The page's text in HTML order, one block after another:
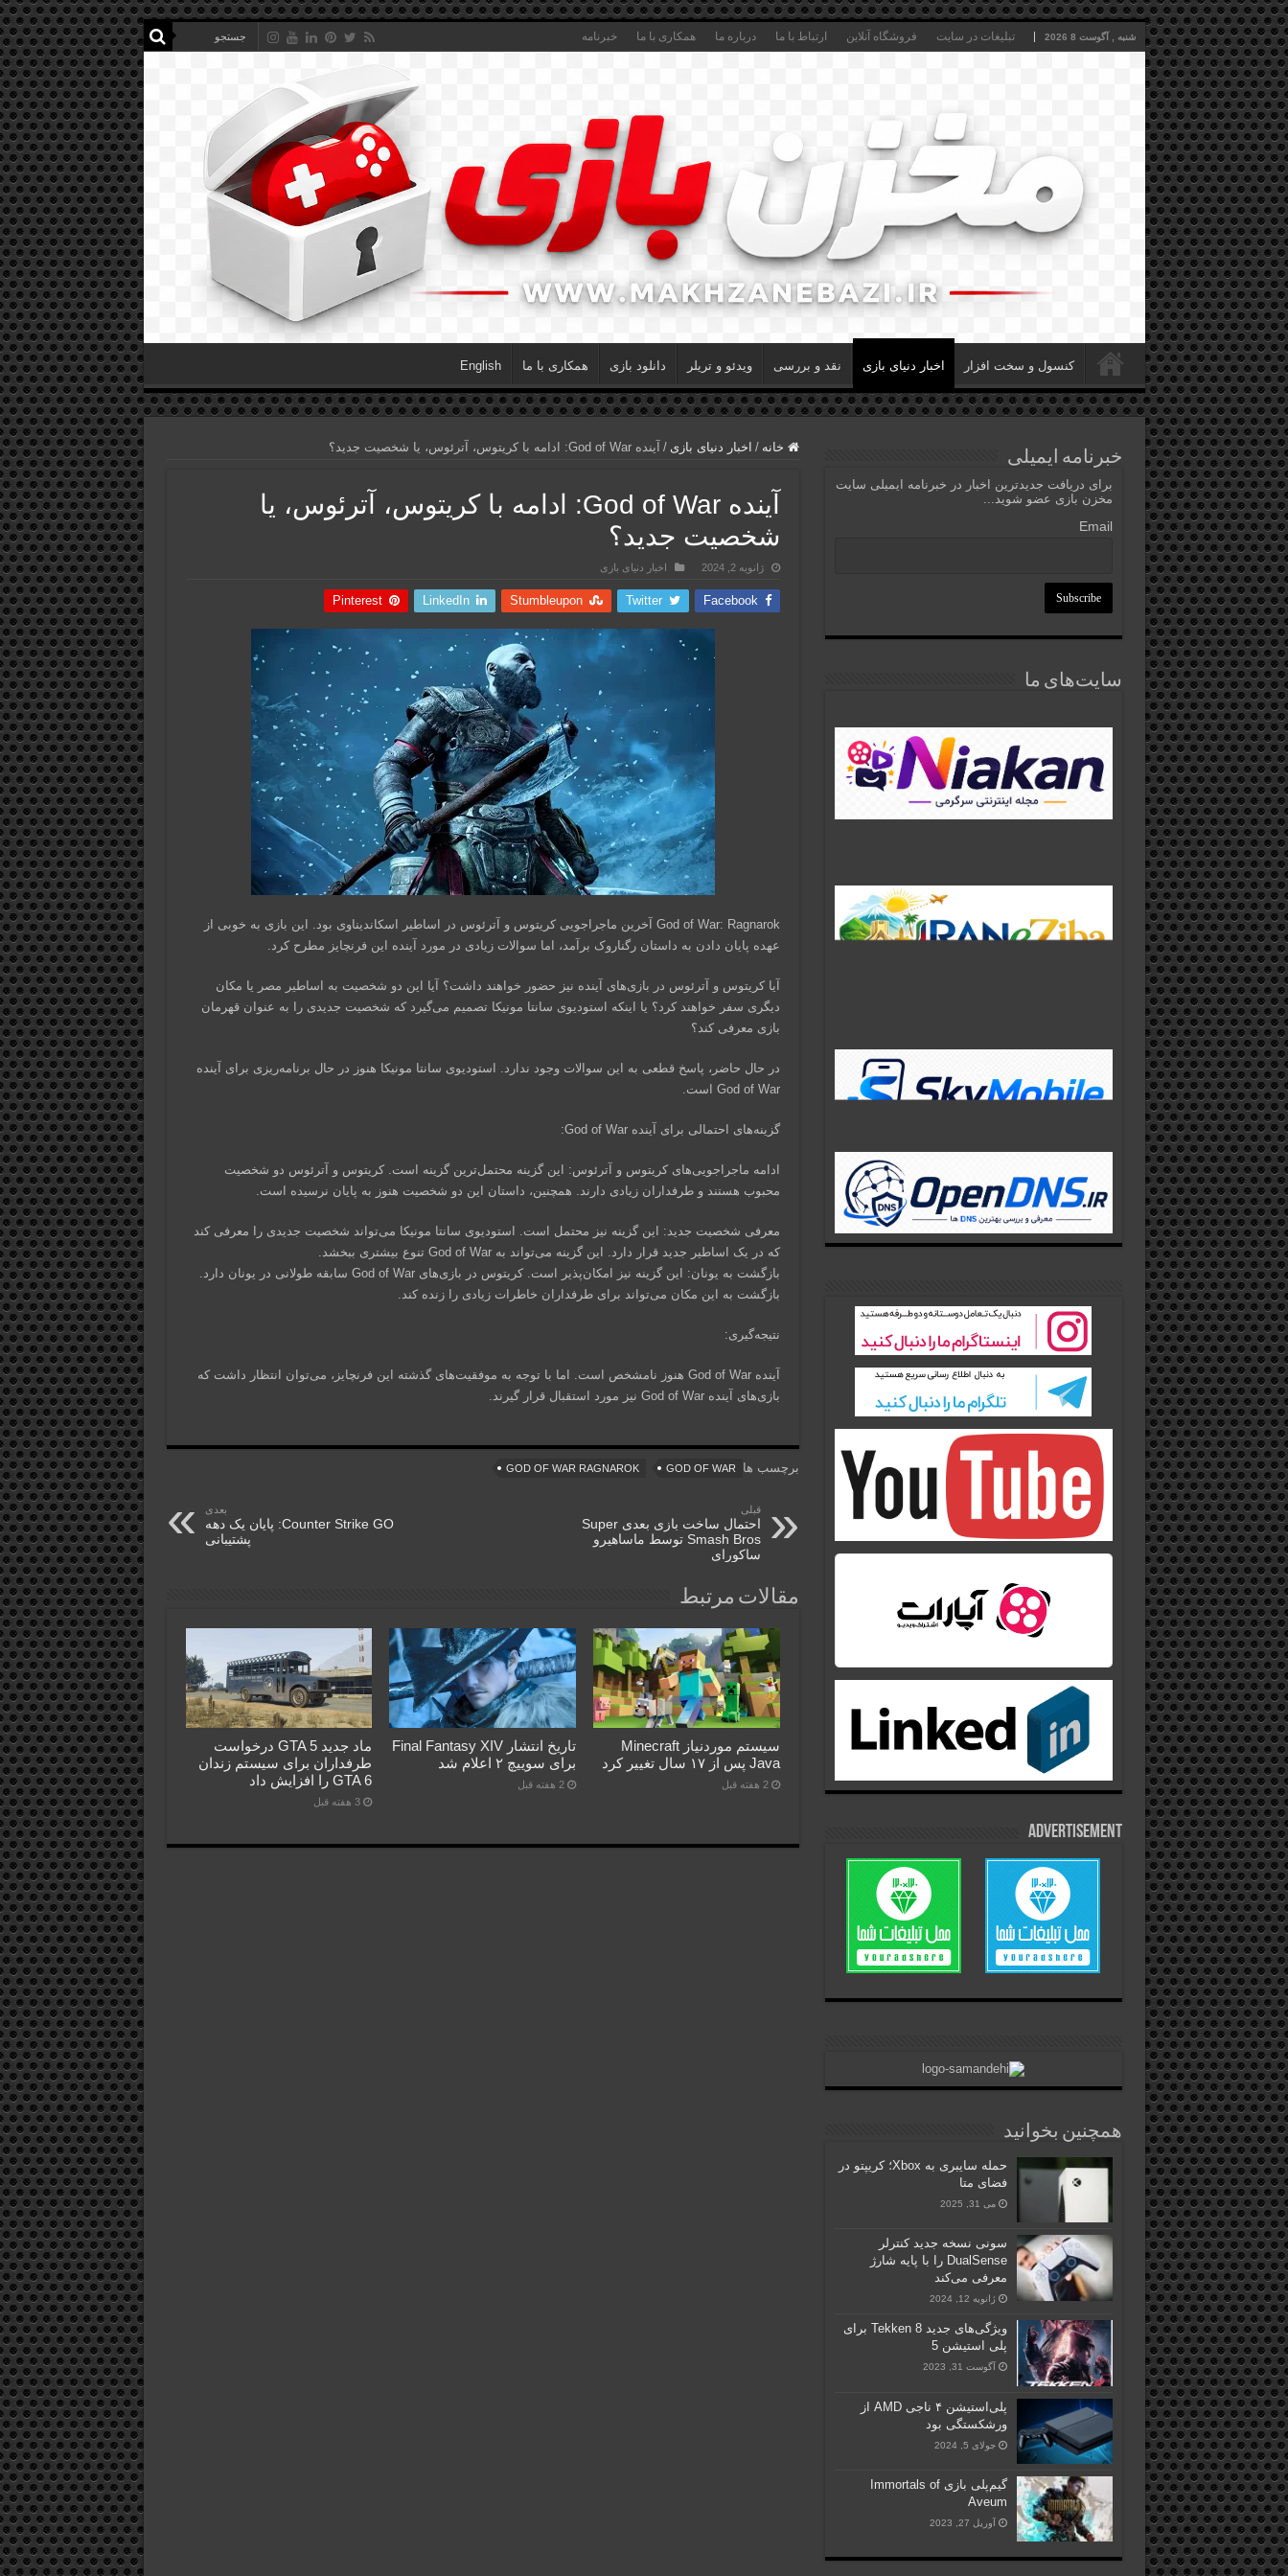
شنبه , آگوست 8 2026 تبلیغات در سایت فروشگاه آنلاین ارتباط با ما درباره ما همکاری با ما خبرنامه
کنسول و سخت افزار اخبار دنیای بازی نقد و بررسی ویدئو و تریلر دانلود بازی همکاری با ما English
خانه / اخبار دنیای بازی / آینده God of War: ادامه با کریتوس، آترئوس، یا شخصیت جدید؟
آینده God of War: ادامه با کریتوس، آترئوس، یا
شخصیت جدید؟
ژانویه 2, 2024 اخبار دنیای بازی
Facebook
Twitter
Stumbleupon
LinkedIn
Pinterest
God of War: Ragnarok آخرین ماجراجویی کریتوس و آترئوس در اساطیر اسکاندیناوی بود. این بازی به خوبی از
عهده پایان دادن به داستان رگناروک برآمد، اما سوالات زیادی در مورد آینده این فرنچایز مطرح کرد.
آیا کریتوس و آترئوس در بازی‌های آینده نیز حضور خواهند داشت؟ آیا این دو شخصیت به اساطیر مصر یا مکان
دیگری سفر خواهند کرد؟ یا اینکه استودیوی سانتا مونیکا تصمیم می‌گیرد که شخصیت جدیدی را به عنوان قهرمان
بازی معرفی کند؟
در حال حاضر، پاسخ قطعی به این سوالات وجود ندارد. استودیوی سانتا مونیکا هنوز در حال برنامه‌ریزی برای آینده
God of War است.
گزینه‌های احتمالی برای آینده God of War:
ادامه ماجراجویی‌های کریتوس و آترئوس: این گزینه محتمل‌ترین گزینه است. کریتوس و آترئوس دو شخصیت
محبوب هستند و طرفداران زیادی دارند. همچنین، داستان این دو شخصیت هنوز به پایان نرسیده است.
معرفی شخصیت جدید: این گزینه نیز محتمل است. استودیوی سانتا مونیکا می‌تواند شخصیت جدیدی را معرفی کند
که در یک اساطیر جدید قرار دارد. این گزینه می‌تواند به God of War تنوع بیشتری ببخشد.
بازگشت به یونان: این گزینه نیز امکان‌پذیر است. کریتوس در بازی‌های God of War سابقه طولانی در یونان دارد.
بازگشت به این مکان می‌تواند برای طرفداران خاطرات زیادی را زنده کند.
نتیجه‌گیری:
آینده God of War هنوز نامشخص است. اما با توجه به موفقیت‌های گذشته این فرنچایز، می‌توان انتظار داشت که
بازی‌های آینده God of War نیز مورد استقبال قرار گیرند.
برچسب ها GOD OF WAR
GOD OF WAR RAGNAROK
قبلی
احتمال ساخت بازی بعدی Super
Smash Bros توسط ماساهیرو
ساکورای
بعدی
Counter Strike GO: پایان یک دهه
پشتیبانی
مقالات مرتبط
سیستم موردنیاز Minecraft
Java پس از ۱۷ سال تغییر کرد
2 هفته قبل
تاریخ انتشار Final Fantasy XIV
برای سوییچ ۲ اعلام شد
2 هفته قبل
ماد جدید GTA 5 درخواست
طرفداران برای سیستم زندان
GTA 6 را افزایش داد
3 هفته قبل
خبرنامه ایمیلی
برای دریافت جدیدترین اخبار در خبرنامه ایمیلی سایت
مخزن بازی عضو شوید...
Email
سایت‌های ما
Advertisement
همچنین بخوانید
حمله سایبری به Xbox؛ کریپتو در
فضای متا
می 31, 2025
سونی نسخه جدید کنترلر
DualSense را با پایه شارژ
معرفی می‌کند
ژانویه 12, 2024
ویژگی‌های جدید Tekken 8 برای
پلی استیشن 5
آگوست 31, 2023
پلی‌استیشن ۴ ناجی AMD از
ورشکستگی بود
جولای 5, 2024
گیم‌پلی بازی Immortals of
Aveum
آوریل 27, 2023